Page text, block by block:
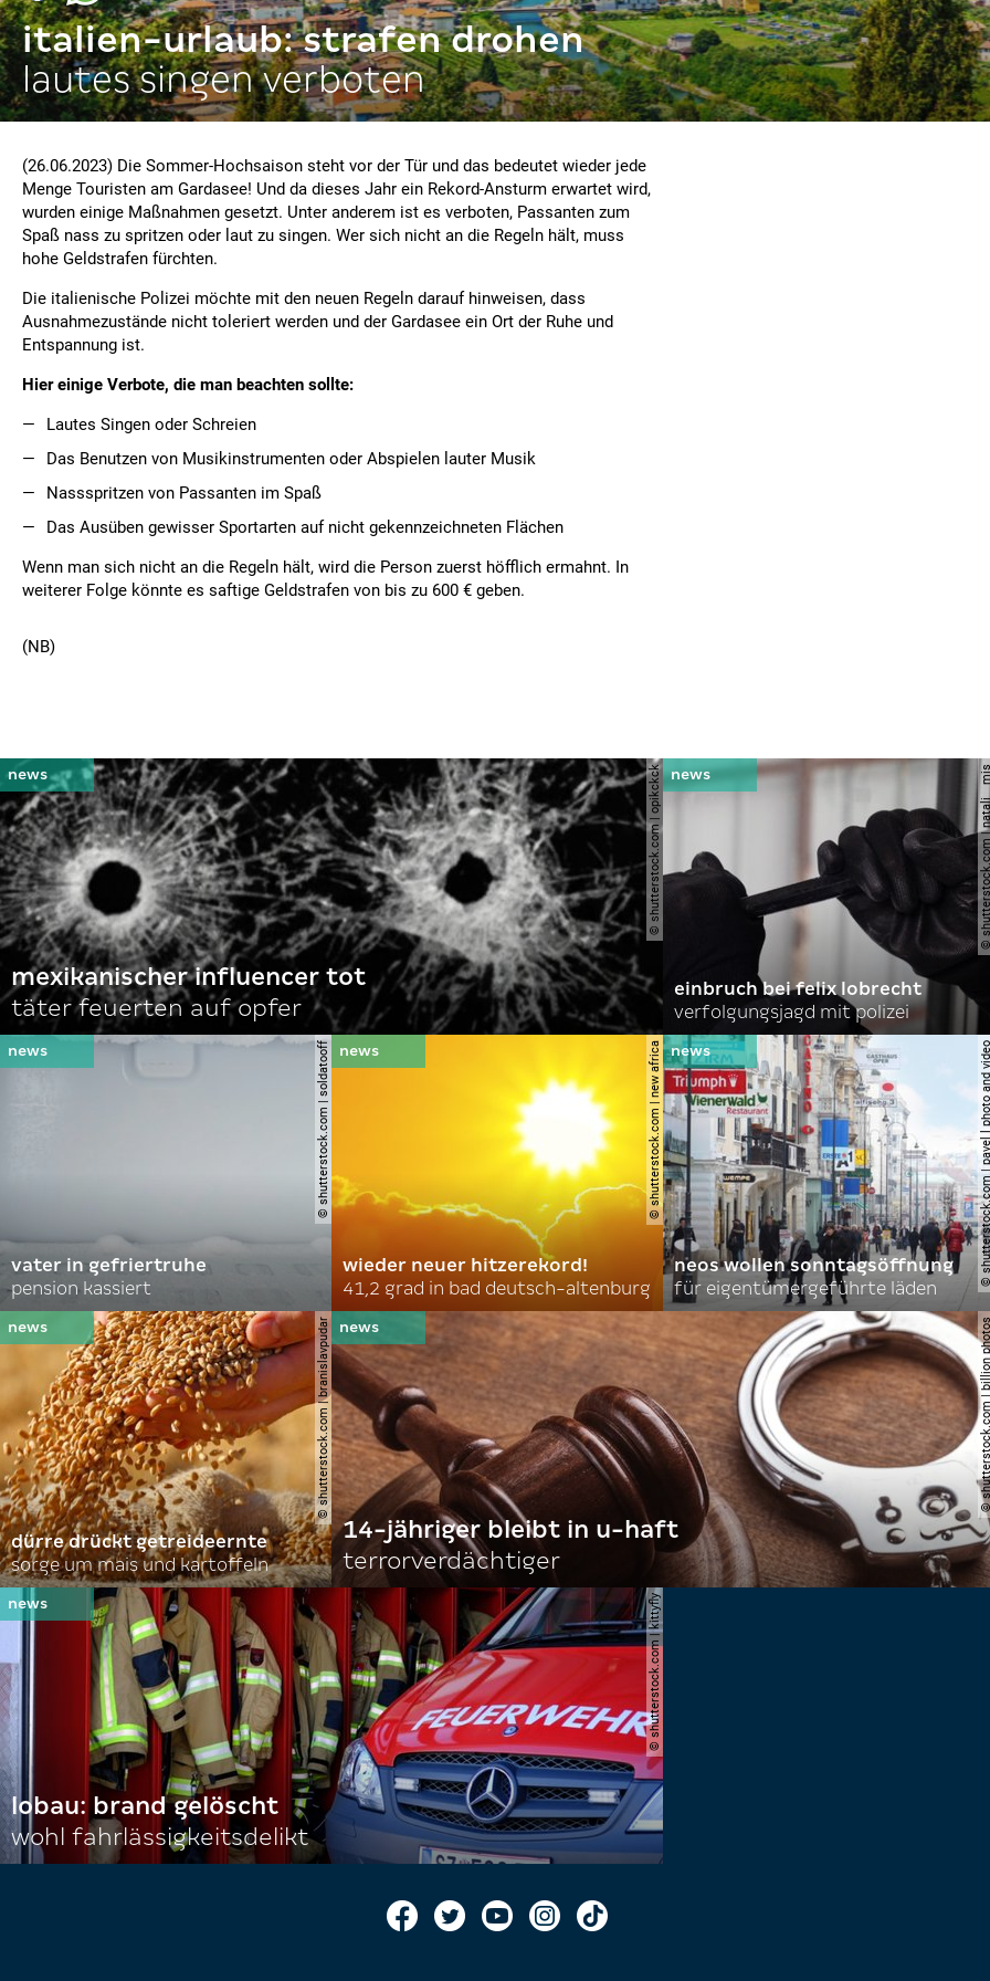
italien-urlaub: strafen drohen
lautes singen verboten
(26.06.2023) Die Sommer-Hochsaison steht vor der Tür und das bedeutet wieder jede
Menge Touristen am Gardasee! Und da dieses Jahr ein Rekord-Ansturm erwartet wird,
wurden einige Maßnahmen gesetzt. Unter anderem ist es verboten, Passanten zum
Spaß nass zu spritzen oder laut zu singen. Wer sich nicht an die Regeln hält, muss
hohe Geldstrafen fürchten.
Die italienische Polizei möchte mit den neuen Regeln darauf hinweisen, dass
Ausnahmezustände nicht toleriert werden und der Gardasee ein Ort der Ruhe und
Entspannung ist.
Hier einige Verbote, die man beachten sollte:
Lautes Singen oder Schreien
Das Benutzen von Musikinstrumenten oder Abspielen lauter Musik
Nassspritzen von Passanten im Spaß
Das Ausüben gewisser Sportarten auf nicht gekennzeichneten Flächen
Wenn man sich nicht an die Regeln hält, wird die Person zuerst höfflich ermahnt. In
weiterer Folge könnte es saftige Geldstrafen von bis zu 600 € geben.
(NB)
© shutterstock.com | opikckck
mexikanischer influencer tot
täter feuerten auf opfer
©
einbruch bei felix lobrecht
verfolgungsjagd mit polizei
© shutterstock.com | soldatooff
vater in gefriertruhe
pension kassiert
© shutterstock.com | new africa
wieder neuer hitzerekord!
41,2 grad in bad deutsch-altenburg
©
neos wollen sonntagsöffnung
für eigentümergeführte läden
© shutterstock.com | branislavpudar
dürre drückt getreideernte
sorge um mais und kartoffeln
©
14-jähriger bleibt in u-haft
terrorverdächtiger
© shutterstock.com | kittyfly
lobau: brand gelöscht
wohl fahrlässigkeitsdelikt